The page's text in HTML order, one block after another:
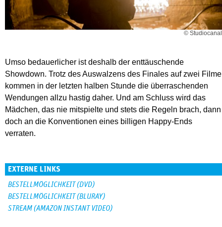
© Studiocanal
Umso bedauerlicher ist deshalb der enttäuschende
Showdown. Trotz des Auswalzens des Finales auf zwei Filme
kommen in der letzten halben Stunde die überraschenden
Wendungen allzu hastig daher. Und am Schluss wird das
Mädchen, das nie mitspielte und stets die Regeln brach, dann
doch an die Konventionen eines billigen Happy-Ends
verraten.
EXTERNE LINKS
BESTELLMÖGLICHKEIT (DVD)
BESTELLMÖGLICHKEIT (BLURAY)
STREAM (AMAZON INSTANT VIDEO)